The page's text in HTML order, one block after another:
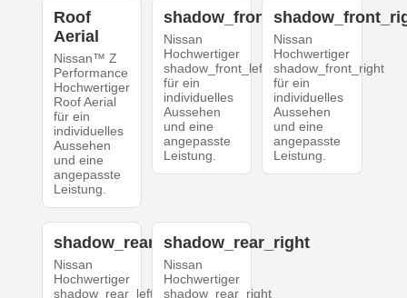
Roof
Aerial
Nissan™ Z
Performance
Hochwertiger
Roof Aerial
für ein
individuelles
Aussehen
und eine
angepasste
Leistung.
shadow_front_left
Nissan
Hochwertiger
shadow_front_left
für ein
individuelles
Aussehen
und eine
angepasste
Leistung.
Nissan
Hochwertiger
shadow_front_right
für ein
individuelles
Aussehen
und eine
angepasste
Leistung.
shadow_rear_left
Nissan
Hochwertiger
shadow_rear_left
shadow_rear_right
Nissan
Hochwertiger
shadow_rear_right